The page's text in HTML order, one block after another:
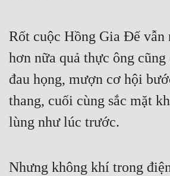
Điền Văn
Đô Thị
Đông Phương
Rốt cuộc Hồng Gia Đế vẫn
hơn nữa quả thực ông cũng
đau họng, mượn cơ hội
thang, cuối cùng sắc mặt
lùng như lúc trước.
Nhưng không khí trong